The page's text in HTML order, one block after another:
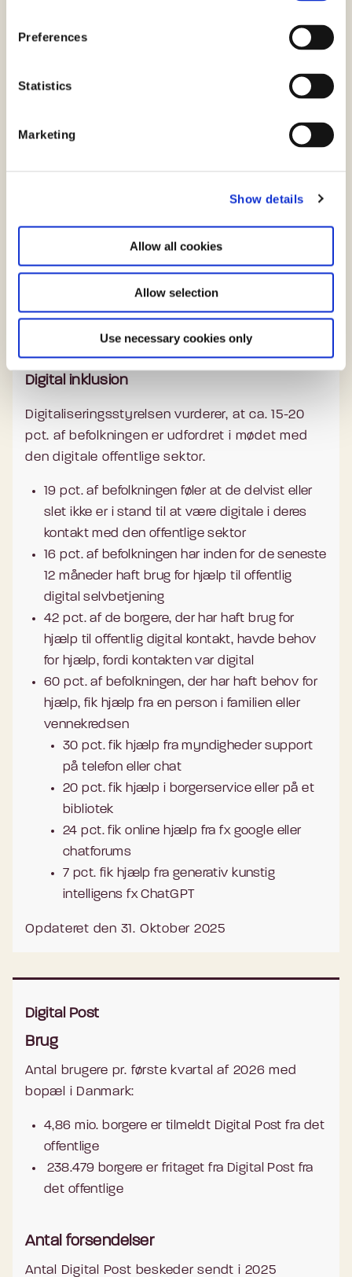
Preferences
Statistics
Marketing
Show details
Allow all cookies
Allow selection
Use necessary cookies only
med ét login.
millioner logins gennem NemLog-in om
måneden
Opdateret den 6. marts 2026
Digital inklusion
Digitaliseringsstyrelsen vurderer, at ca. 15-20
pct. af befolkningen er udfordret i mødet med
den digitale offentlige sektor.
19 pct. af befolkningen føler at de delvist eller
slet ikke er i stand til at være digitale i deres
kontakt med den offentlige sektor
16 pct. af befolkningen har inden for de seneste
12 måneder haft brug for hjælp til offentlig
digital selvbetjening
42 pct. af de borgere, der har haft brug for
hjælp til offentlig digital kontakt, havde behov
for hjælp, fordi kontakten var digital
60 pct. af befolkningen, der har haft behov for
hjælp, fik hjælp fra en person i familien eller
vennekredsen
30 pct. fik hjælp fra myndigheder support
på telefon eller chat
20 pct. fik hjælp i borgerservice eller på et
bibliotek
24 pct. fik online hjælp fra fx google eller
chatforums
7 pct. fik hjælp fra generativ kunstig
intelligens fx ChatGPT
Opdateret den 31. Oktober 2025
Digital Post
Brug
Antal brugere pr. første kvartal af 2026 med
bopæl i Danmark:
4,86 mio. borgere er tilmeldt Digital Post fra det
offentlige
238.479 borgere er fritaget fra Digital Post fra
det offentlige
Antal forsendelser
Antal Digital Post beskeder sendt i 2025